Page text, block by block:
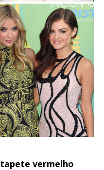
tapete vermelho